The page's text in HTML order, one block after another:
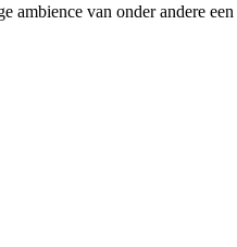
ambience van onder andere